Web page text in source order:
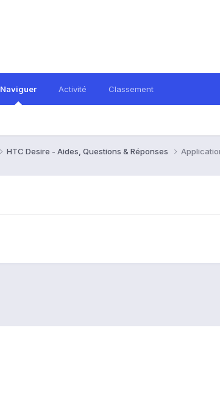
Naviguer Activité Classement
HTC Desire - Aides, Questions & Réponses